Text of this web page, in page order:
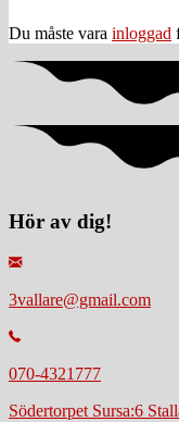
Du måste vara inloggad
Hör av dig!
3vallare@gmail.com
070-4321777
Södertorpet Sursa:6